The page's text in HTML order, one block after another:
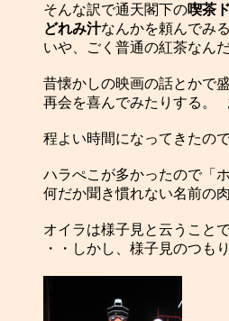
そんな訳で通天閣下の喫茶
どれみ汁なんかを頼んでみる
いや、ごく普通の紅茶なんだ
昔懐かしの映画の話とかで
再会を喜んでみたりする
程よい時間になってきたの
ハラぺこが多かったので「
何だか聞き慣れない名前の
オイラは様子見と云うこと
・・しかし、様子見のつも